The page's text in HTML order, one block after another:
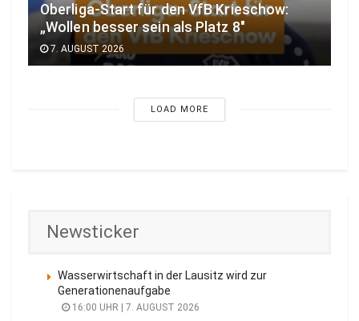
Oberliga-Start für den VfB Krieschow:
„Wollen besser sein als Platz 8″
7. AUGUST 2026
LOAD MORE
Newsticker
Wasserwirtschaft in der Lausitz wird zur
Generationenaufgabe
16:00 UHR | 7. AUGUST 2026